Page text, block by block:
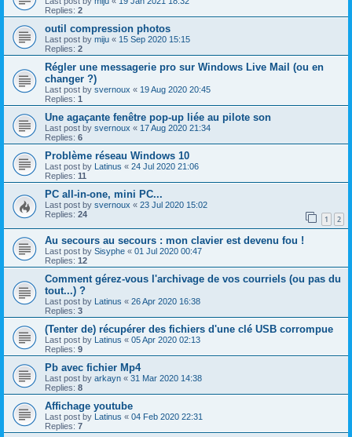
Replies: 2
outil compression photos
Last post by miju « 15 Sep 2020 15:15
Replies: 2
Régler une messagerie pro sur Windows Live Mail (ou en
changer ?)
Last post by svernoux « 19 Aug 2020 20:45
Replies: 1
Une agaçante fenêtre pop-up liée au pilote son
Last post by svernoux « 17 Aug 2020 21:34
Replies: 6
Problème réseau Windows 10
Last post by Latinus « 24 Jul 2020 21:06
Replies: 11
PC all-in-one, mini PC...
Last post by svernoux « 23 Jul 2020 15:02
Replies: 24 1 2
Au secours au secours : mon clavier est devenu fou !
Last post by Sisyphe « 01 Jul 2020 00:47
Replies: 12
Comment gérez-vous l'archivage de vos courriels (ou pas du
tout...) ?
Last post by Latinus « 26 Apr 2020 16:38
Replies: 3
(Tenter de) récupérer des fichiers d'une clé USB corrompue
Last post by Latinus « 05 Apr 2020 02:13
Replies: 9
Pb avec fichier Mp4
Last post by arkayn « 31 Mar 2020 14:38
Replies: 8
Affichage youtube
Last post by Latinus « 04 Feb 2020 22:31
Replies: 7